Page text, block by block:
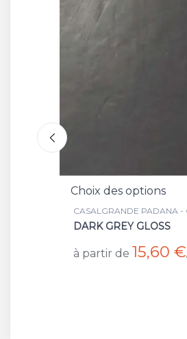
Choix des options
CASALGRANDE PADANA -
DARK GREY GLOSS
à partir de 15,60 €